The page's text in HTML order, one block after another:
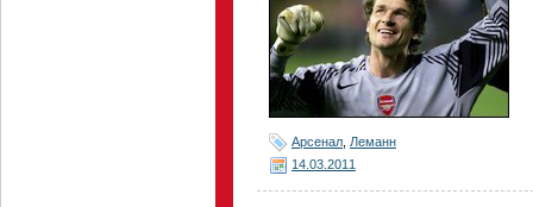
Арсенал Леманн
14.03.2011